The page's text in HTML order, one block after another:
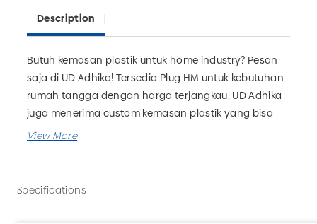
Description
Butuh kemasan plastik untuk home industry? Pesan
saja di UD Adhika! Tersedia Plug HM untuk kebutuhan
rumah tangga dengan harga terjangkau. UD Adhika
juga menerima custom kemasan plastik yang bisa
disesuaikan dengan kebutuhan bisnis Anda. Tunggu
Specifications